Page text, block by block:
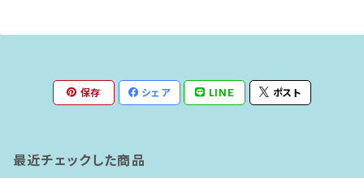
保存 シェア LINE ポスト
最近チェックした商品